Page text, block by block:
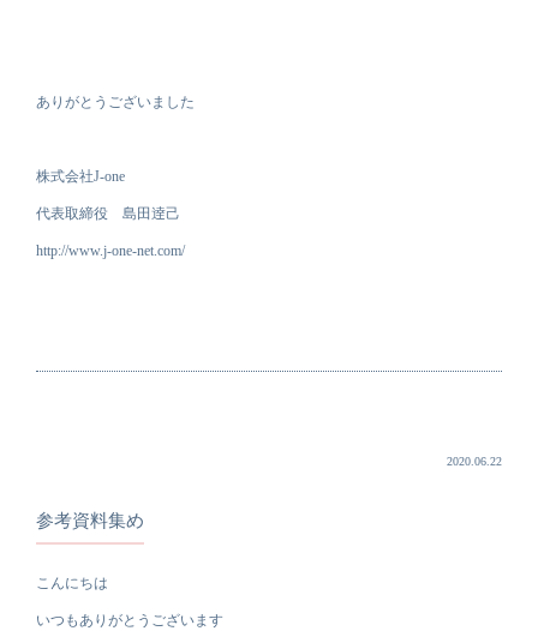
ありがとうございました
株式会社J-one
代表取締役 島田逹己
http://www.j-one-net.com/
2020.06.22
参考資料集め
こんにちは
いつもありがとうございます